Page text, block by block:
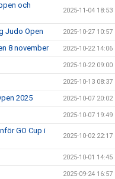
och
2025-11-04 18:53
Judo Open 2025-10-27 10:57
8 november 2025-10-22 14:06
2025-10-22 09:00
2025-10-13 08:37
2025 2025-10-07 20:02
2025-10-07 19:49
GO Cup i
2025-10-02 22:17
2025-10-01 14:45
2025-09-24 16:57